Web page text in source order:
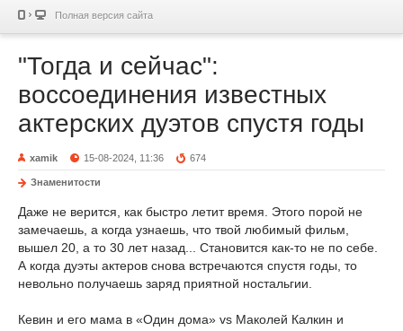
Полная версия сайта
"Тогда и сейчас":
воссоединения известных
актерских дуэтов спустя годы
xamik 15-08-2024, 11:36 674
Знаменитости
Даже не верится, как быстро летит время. Этого порой не
замечаешь, а когда узнаешь, что твой любимый фильм,
вышел 20, а то 30 лет назад... Становится как-то не по себе.
А когда дуэты актеров снова встречаются спустя годы, то
невольно получаешь заряд приятной ностальгии.
Кевин и его мама в «Один дома» vs Маколей Калкин и